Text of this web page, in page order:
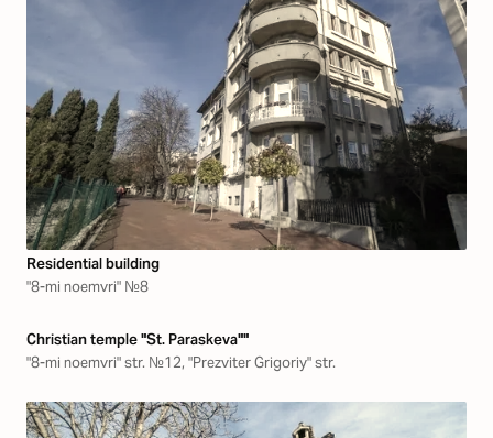
Residential building
"8-mi noemvri" №8
Christian temple "St. Paraskeva""
"8-mi noemvri" str. №12, "Prezviter Grigoriy" str.